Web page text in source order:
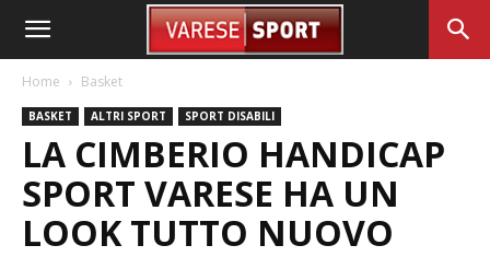
Home Basket
BASKET ALTRI SPORT SPORT DISABILI
LA CIMBERIO HANDICAP
SPORT VARESE HA UN
LOOK TUTTO NUOVO